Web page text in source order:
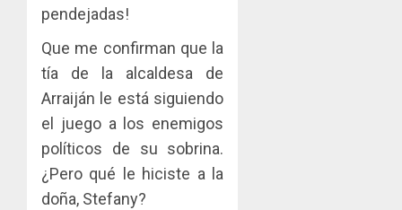
pendejadas!
Que me confirman que la
tía de la alcaldesa de
Arraiján le está siguiendo
el juego a los enemigos
políticos de su sobrina.
¿Pero qué le hiciste a la
doña, Stefany?